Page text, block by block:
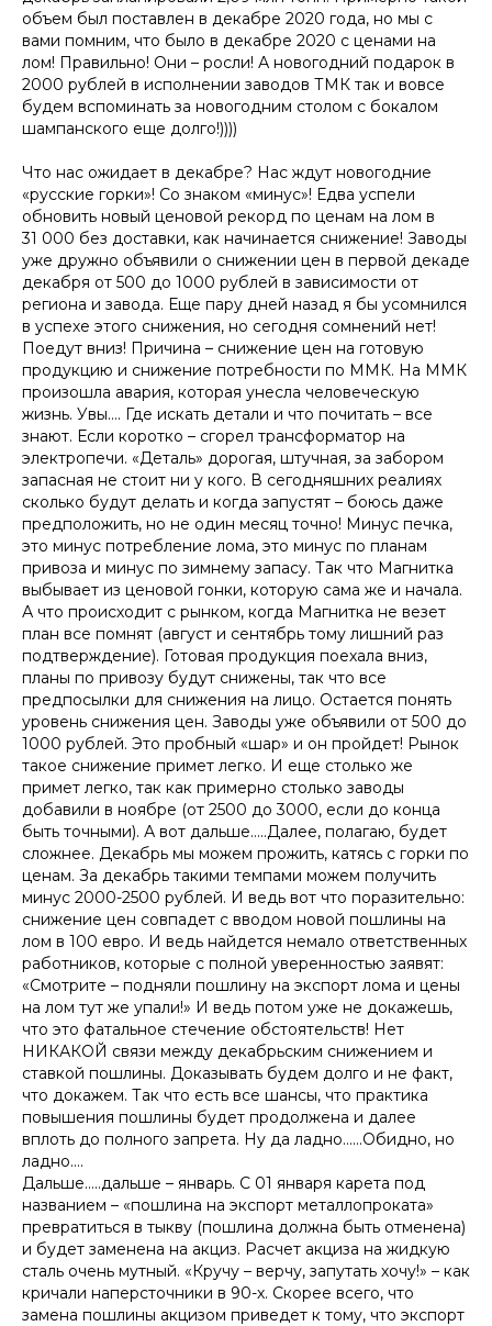
объем был поставлен в декабре 2020 года, но мы с
вами помним, что было в декабре 2020 с ценами на
лом! Правильно! Они – росли! А новогодний подарок в
2000 рублей в исполнении заводов ТМК так и вовсе
будем вспоминать за новогодним столом с бокалом
шампанского еще долго!))))
Что нас ожидает в декабре? Нас ждут новогодние
«русские горки»! Со знаком «минус»! Едва успели
обновить новый ценовой рекорд по ценам на лом в
31 000 без доставки, как начинается снижение! Заводы
уже дружно объявили о снижении цен в первой декаде
декабря от 500 до 1000 рублей в зависимости от
региона и завода. Еще пару дней назад я бы усомнился
в успехе этого снижения, но сегодня сомнений нет!
Поедут вниз! Причина – снижение цен на готовую
продукцию и снижение потребности по ММК. На ММК
произошла авария, которая унесла человеческую
жизнь. Увы…. Где искать детали и что почитать – все
знают. Если коротко – сгорел трансформатор на
электропечи. «Деталь» дорогая, штучная, за забором
запасная не стоит ни у кого. В сегодняшних реалиях
сколько будут делать и когда запустят – боюсь даже
предположить, но не один месяц точно! Минус печка,
это минус потребление лома, это минус по планам
привоза и минус по зимнему запасу. Так что Магнитка
выбывает из ценовой гонки, которую сама же и начала.
А что происходит с рынком, когда Магнитка не везет
план все помнят (август и сентябрь тому лишний раз
подтверждение). Готовая продукция поехала вниз,
планы по привозу будут снижены, так что все
предпосылки для снижения на лицо. Остается понять
уровень снижения цен. Заводы уже объявили от 500 до
1000 рублей. Это пробный «шар» и он пройдет! Рынок
такое снижение примет легко. И еще столько же
примет легко, так как примерно столько заводы
добавили в ноябре (от 2500 до 3000, если до конца
быть точными). А вот дальше…..Далее, полагаю, будет
сложнее. Декабрь мы можем прожить, катясь с горки по
ценам. За декабрь такими темпами можем получить
минус 2000-2500 рублей. И ведь вот что поразительно:
снижение цен совпадет с вводом новой пошлины на
лом в 100 евро. И ведь найдется немало ответственных
работников, которые с полной уверенностью заявят:
«Смотрите – подняли пошлину на экспорт лома и цены
на лом тут же упали!» И ведь потом уже не докажешь,
что это фатальное стечение обстоятельств! Нет
НИКАКОЙ связи между декабрьским снижением и
ставкой пошлины. Доказывать будем долго и не факт,
что докажем. Так что есть все шансы, что практика
повышения пошлины будет продолжена и далее
вплоть до полного запрета. Ну да ладно……Обидно, но
ладно….
Дальше…..дальше – январь. С 01 января карета под
названием – «пошлина на экспорт металлопроката»
превратиться в тыкву (пошлина должна быть отменена)
и будет заменена на акциз. Расчет акциза на жидкую
сталь очень мутный. «Кручу – верчу, запутать хочу!» – как
кричали наперсточники в 90-х. Скорее всего, что
замена пошлины акцизом приведет к тому, что экспорт